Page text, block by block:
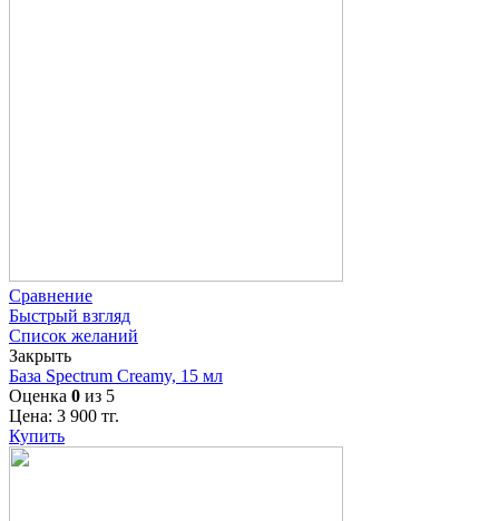
Сравнение
Быстрый взгляд
Список желаний
Закрыть
База Spectrum Creamy, 15 мл
Оценка 0 из 5
Цена: 3 900 тг.
Купить